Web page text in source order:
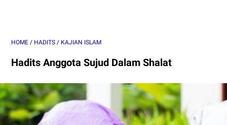
HOME / HADITS / KAJIAN ISLAM
Hadits Anggota Sujud Dalam Shalat